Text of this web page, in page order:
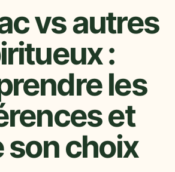
vs autres
:
les
et
son choix